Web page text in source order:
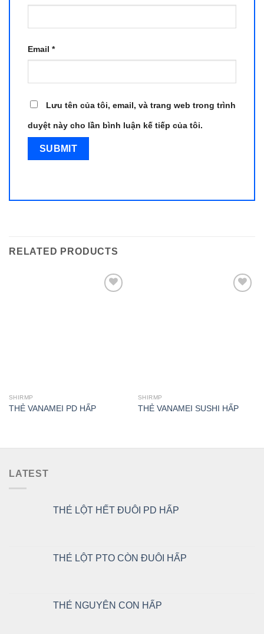
Email *
Lưu tên của tôi, email, và trang web trong trình
duyệt này cho lần bình luận kế tiếp của tôi.
RELATED PRODUCTS
SHIRMP
THẺ VANAMEI PD HẤP
SHIRMP
THẺ VANAMEI SUSHI HẤP
LATEST
THẺ LỘT HẾT ĐUÔI PD HẤP
THẺ LỘT PTO CÒN ĐUÔI HẤP
THẺ NGUYÊN CON HẤP